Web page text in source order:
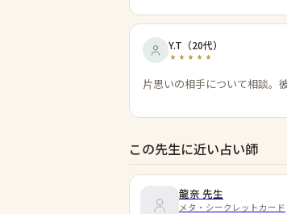
Y.T （20代）
片思いの相手について相談。
この先生に近い占い師
龍奈 先生
メタ・シークレットカード